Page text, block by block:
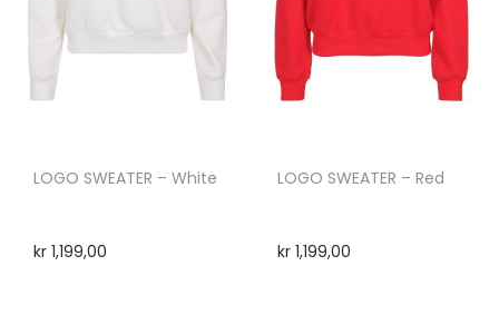
LOGO SWEATER – White
kr 1,199,00
LOGO SWEATER – Red
kr 1,199,00